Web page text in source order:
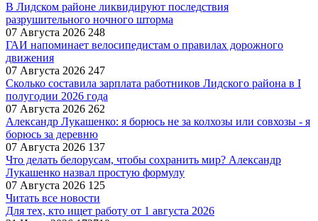
В Лидском районе ликвидируют последствия
разрушительного ночного шторма
07 Августа 2026 248
ГАИ напоминает велосипедистам о правилах дорожного
движения
07 Августа 2026 247
Сколько составила зарплата работников Лидского района в I
полугодии 2026 года
07 Августа 2026 262
Александр Лукашенко: я борюсь не за колхозы или совхозы - я
борюсь за деревню
07 Августа 2026 137
Что делать белорусам, чтобы сохранить мир? Александр
Лукашенко назвал простую формулу
07 Августа 2026 125
Читать все новости
Для тех, кто ищет работу от 1 августа 2026